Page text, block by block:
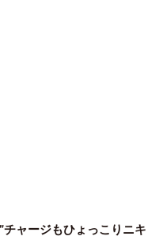
チャージもひょっこりニキ